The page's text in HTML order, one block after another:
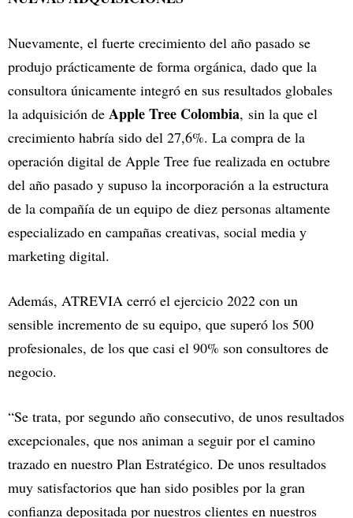
Nuevamente, el fuerte crecimiento del año pasado se
produjo prácticamente de forma orgánica, dado que la
consultora únicamente integró en sus resultados globales
la adquisición de Apple Tree Colombia, sin la que el
crecimiento habría sido del 27,6%. La compra de la
operación digital de Apple Tree fue realizada en octubre
del año pasado y supuso la incorporación a la estructura
de la compañía de un equipo de diez personas altamente
especializado en campañas creativas, social media y
marketing digital.
Además, ATREVIA cerró el ejercicio 2022 con un
sensible incremento de su equipo, que superó los 500
profesionales, de los que casi el 90% son consultores de
negocio.
“Se trata, por segundo año consecutivo, de unos resultados
excepcionales, que nos animan a seguir por el camino
trazado en nuestro Plan Estratégico. De unos resultados
muy satisfactorios que han sido posibles por la gran
confianza depositada por nuestros clientes en nuestros